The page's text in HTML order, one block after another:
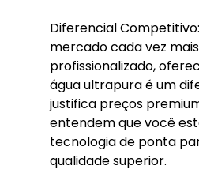
Diferencial
mercado cada vez mais
profissionalizado,
água ultrapura é um
justifica preços
entendem que você
tecnologia de ponta
qualidade superior.